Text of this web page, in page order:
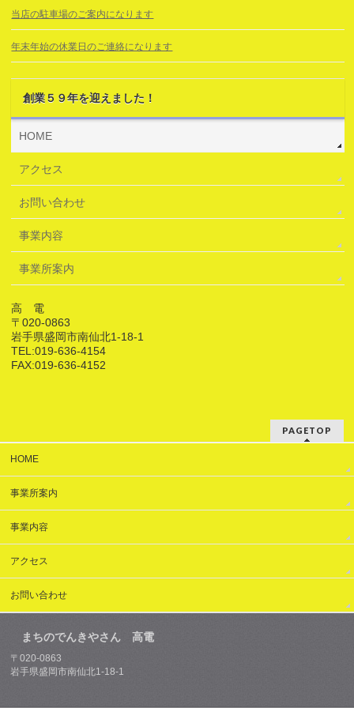
当店の駐車場のご案内になります
年末年始の休業日のご連絡になります
創業５９年を迎えました！
HOME
アクセス
お問い合わせ
事業内容
事業所案内
高 電
〒020-0863
岩手県盛岡市南仙北1-18-1
TEL:019-636-4154
FAX:019-636-4152
PAGETOP
HOME
事業所案内
事業内容
アクセス
お問い合わせ
まちのでんきやさん 高電
〒020-0863
岩手県盛岡市南仙北1-18-1